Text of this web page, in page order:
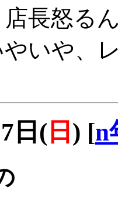
長怒る
いや、
日( 日 ) [n